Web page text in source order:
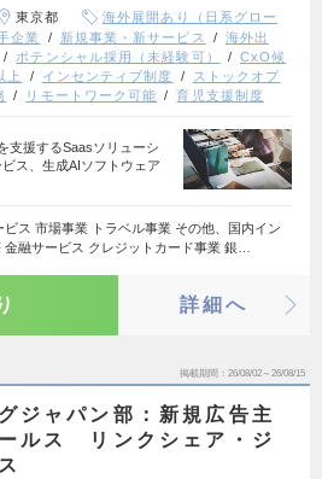
東京都
海外展開あり（日系グロー
企業 新規事業・新サービス
海外出
ポテンシャル採用（未経験可）
CxO候
上 インセンティブ制度
ストックオプ
リモートワーク可能 育児支援制度
支援するSaasソリューシ
ス、生成AIソフトウェア
ビス 市場事業 トラベル事業 その他、国内イン
融サービス クレジットカード事業 銀…
詳細へ
掲載期間 26/08/02～26/08/15
ジャパン部：新規広告主
ルス リンクシェア・ジ